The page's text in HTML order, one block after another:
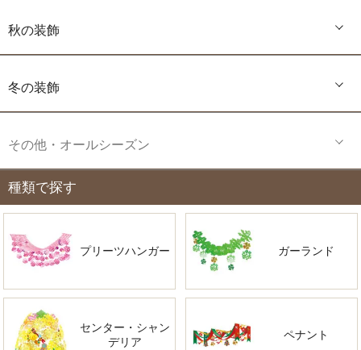
秋の装飾
冬の装飾
その他・オールシーズン
種類で探す
プリーツハンガー ガーランド
センター・シャン
デリア
ペナント